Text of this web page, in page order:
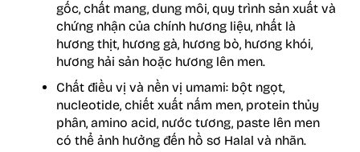
gốc, chất mang, dung môi, quy trình sản xuất và
chứng nhận của chính hương liệu, nhất là
hương thịt, hương gà, hương bò, hương khói,
hương hải sản hoặc hương lên men.
Chất điều vị và nền vị umami: bột ngọt,
nucleotide, chiết xuất nấm men, protein thủy
phân, amino acid, nước tương, paste lên men
có thể ảnh hưởng đến hồ sơ Halal và nhãn.